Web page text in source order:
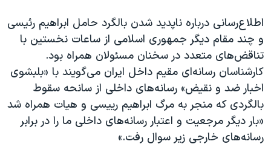
اطلاع‌رسانی درباره ناپدید شدن بالگرد حامل ابراهیم رئیسی
و چند مقام دیگر جمهوری اسلامی از ساعات نخستین با
تناقض‌های متعدد در سخنان مسئولان همراه بود.
کارشناسان رسانه‌ای مقیم داخل ایران می‌گویند با «بلبشوی
اخبار ضد و نقیض» رسانه‌های داخلی از سانحه سقوط
بالگردی که منجر به مرگ ابراهیم رییسی و هیات همراه شد
«بار دیگر مرجعیت و اعتبار رسانه‌های داخلی ما را در برابر
رسانه‌های خارجی زیر سوال رفت.»